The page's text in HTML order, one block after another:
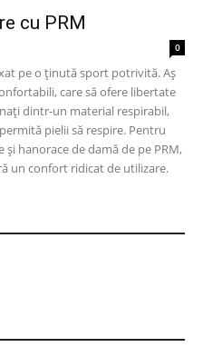
cu PRM
0
pe o ținută sport potrivită. Aș
care să ofere libertate
dintr-un material respirabil,
pielii să respire. Pentru
hanorace de damă de pe PRM,
un confort ridicat de utilizare.